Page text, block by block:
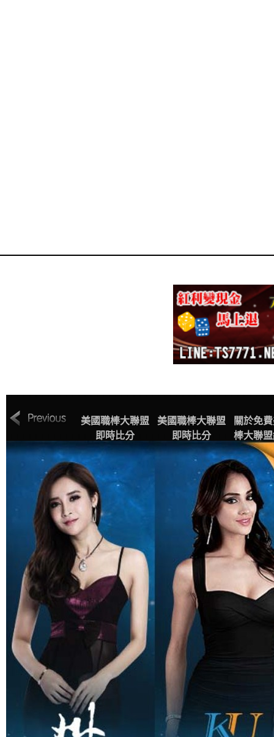
MLB美國職棒大
程表
美國職棒大聯盟
即時比分
美國職棒大聯盟
即時比分
關於免
棒大聯
播